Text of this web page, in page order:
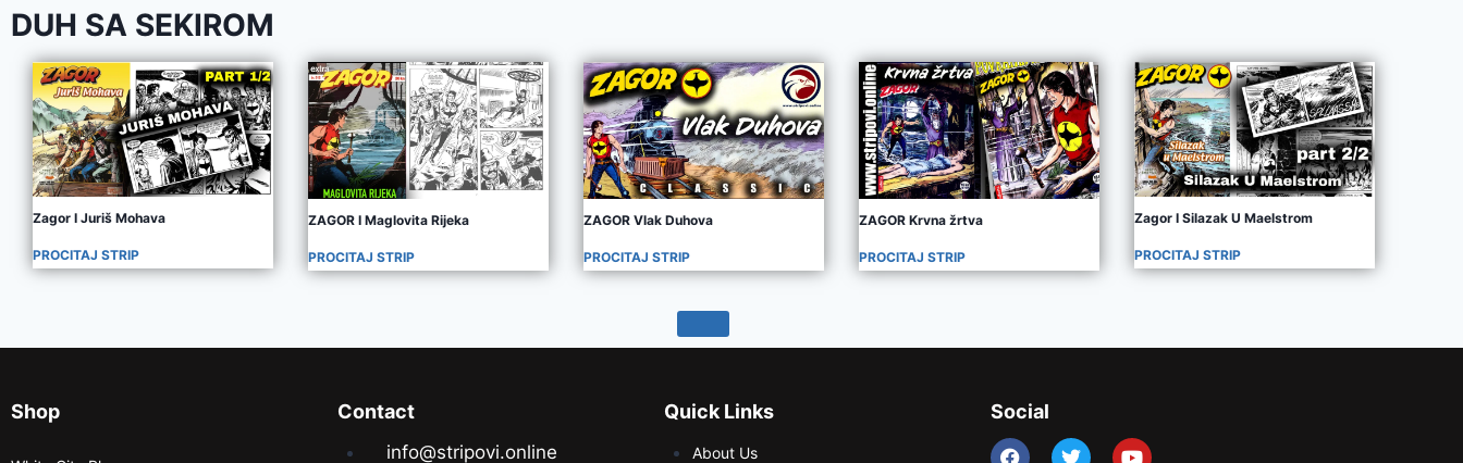
DUH SA SEKIROM
Zagor I Juriš Mohava
PROCITAJ STRIP
ZAGOR I Maglovita Rijeka
PROCITAJ STRIP
ZAGOR Vlak Duhova
PROCITAJ STRIP
ZAGOR Krvna žrtva
PROCITAJ STRIP
Zagor I Silazak U Maelstrom
PROCITAJ STRIP
Shop Contact
info@stripovi.online
Quick Links
About Us
Social